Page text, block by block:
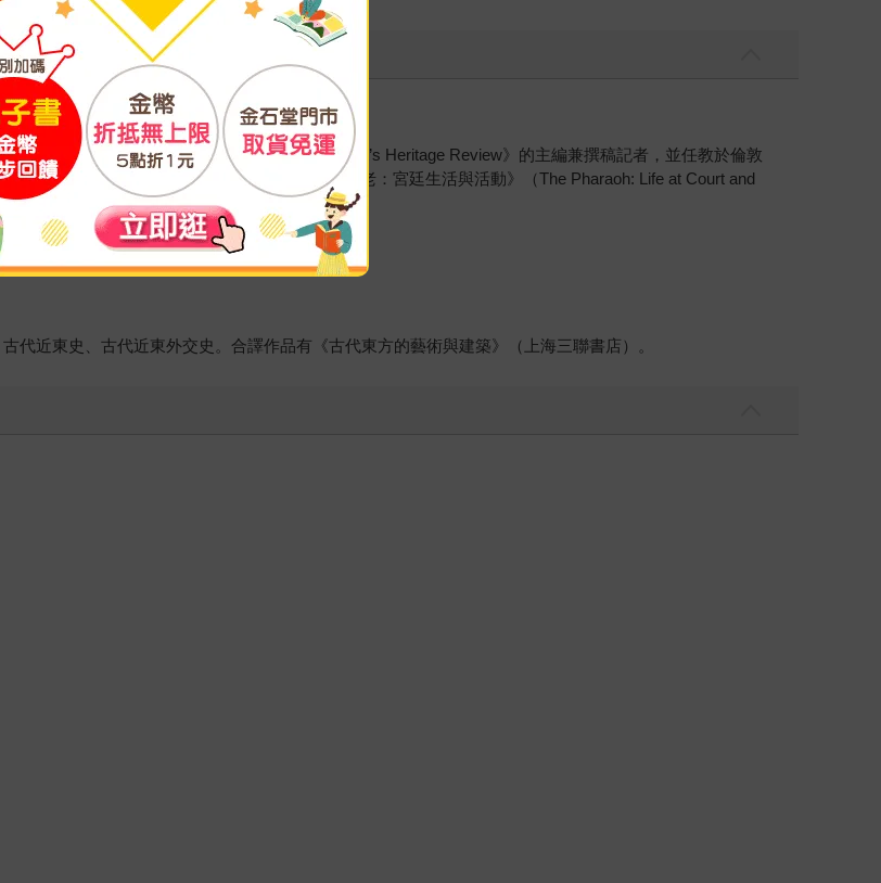
為埃及歷史及文化遺產雙語雜誌《Al-Rawi: Egypt’s Heritage Review》的主編兼撰稿記者，並任教於倫敦
in Egypt’s Eighteenth Dynasty）、《法老：宮廷生活與活動》（The Pharaoh: Life at Court and
代近東史、古代近東外交史。合譯作品有《古代東方的藝術與建築》（上海三聯書店）。